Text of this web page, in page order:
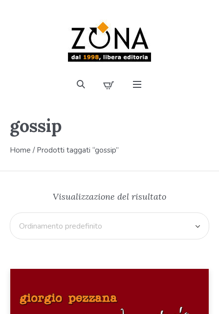
gossip
Home / Prodotti taggati “gossip”
Visualizzazione del risultato